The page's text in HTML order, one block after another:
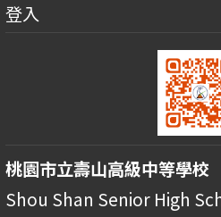
登入
桃園市立壽山高級中等學校
Shou Shan Senior High